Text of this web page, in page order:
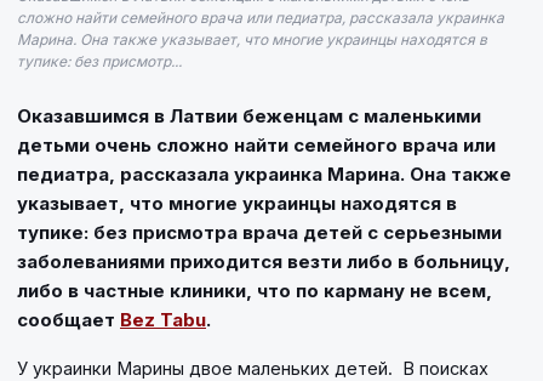
сложно найти семейного врача или педиатра, рассказала украинка
Марина. Она также указывает, что многие украинцы находятся в
тупике: без присмотр...
Оказавшимся в Латвии беженцам с маленькими
детьми очень сложно найти семейного врача или
педиатра, рассказала украинка Марина. Она также
указывает, что многие украинцы находятся в
тупике: без присмотра врача детей с серьезными
заболеваниями приходится везти либо в больницу,
либо в частные клиники, что по карману не всем,
сообщает Bez Tabu.
У украинки Марины двое маленьких детей. В поисках